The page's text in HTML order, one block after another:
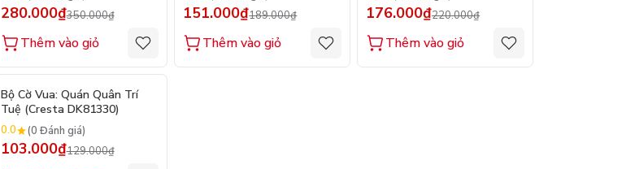
280.000₫350.000₫
Thêm vào giỏ
151.000₫189.000₫
Thêm vào giỏ
176.000₫220.000₫
Thêm vào giỏ
- 20%
Bộ Cờ Vua: Quán Quân Trí
Tuệ (Cresta DK81330)
0.0 (0 Đánh giá)
103.000₫129.000₫